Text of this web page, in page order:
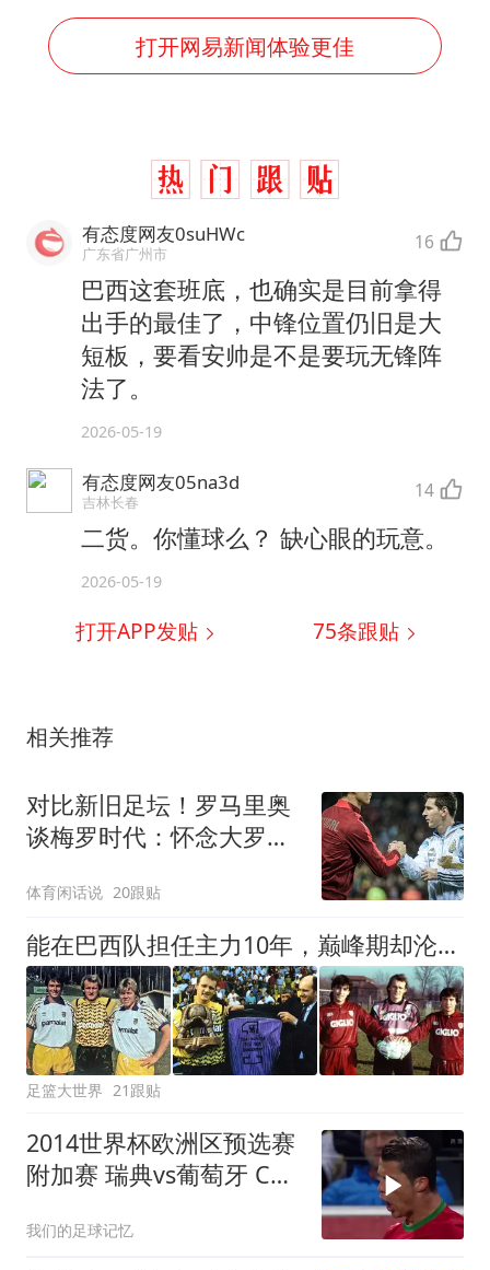
打开网易新闻体验更佳
有态度网友0suHWc
广东省广州市 16
巴西这套班底，也确实是目前拿得
出手的最佳了，中锋位置仍旧是大
短板，要看安帅是不是要玩无锋阵
法了。
2026-05-19
有态度网友05na3d
吉林长春 14
二货。你懂球么？ 缺心眼的玩意。
2026-05-19
打开APP发贴 75条跟贴
相关推荐
对比新旧足坛！罗马里奥
谈梅罗时代：怀念大罗、
体育闲话说 20跟贴
能在巴西队担任主力10年，巅峰期却沦为意甲替补，悍将受困于规则
足篮大世界 21跟贴
2014世界杯欧洲区预选赛
附加赛 瑞典vs葡萄牙 C罗
我们的足球记忆